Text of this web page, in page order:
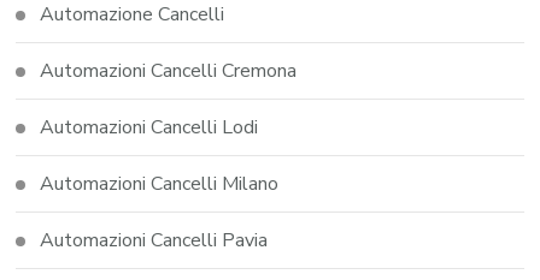
Automazione Cancelli
Automazioni Cancelli Cremona
Automazioni Cancelli Lodi
Automazioni Cancelli Milano
Automazioni Cancelli Pavia